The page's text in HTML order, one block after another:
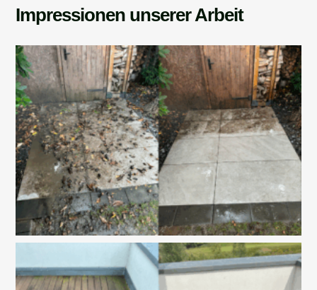
Impressionen unserer Arbeit